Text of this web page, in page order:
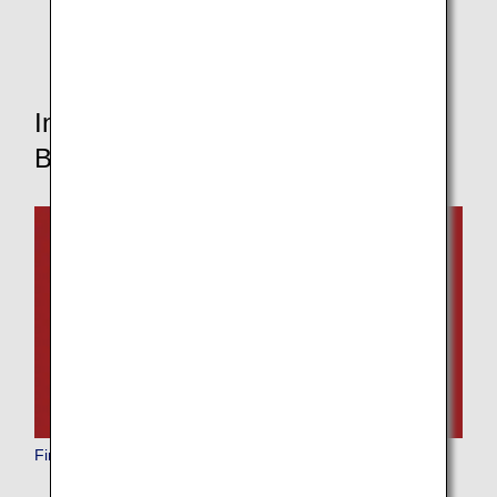
Informationen zu Flugzeugen und
Bordservices
First Class